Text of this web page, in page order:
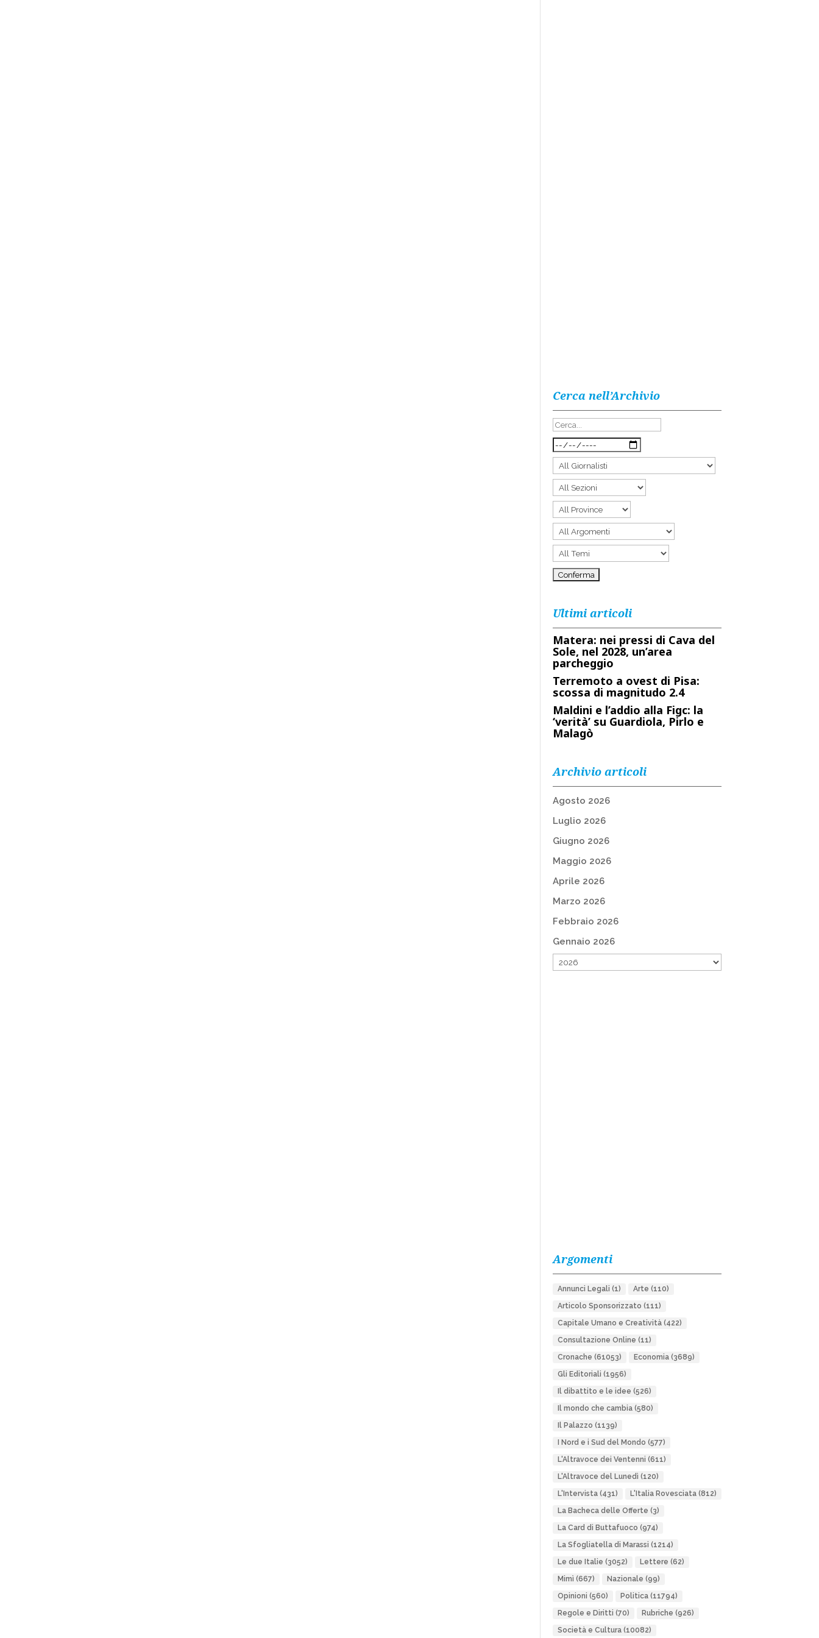
Cerca nell’Archivio
Ultimi articoli
Matera: nei pressi di Cava del
Sole, nel 2028, un’area
parcheggio
Terremoto a ovest di Pisa:
scossa di magnitudo 2.4
Maldini e l’addio alla Figc: la
‘verità’ su Guardiola, Pirlo e
Malagò
Archivio articoli
Agosto 2026
Luglio 2026
Giugno 2026
Maggio 2026
Aprile 2026
Marzo 2026
Febbraio 2026
Gennaio 2026
Argomenti
Annunci Legali (1) Arte (110)
Articolo Sponsorizzato (111)
Capitale Umano e Creatività(422)
Consultazione Online (11)
Cronache (61053) Economia(3689)
Gli Editoriali (1956)
Il dibattito e le idee (526)
Il mondo che cambia(580)
Il Palazzo (1139)
I Nord e i Sud del Mondo (577)
L'Altravoce dei Ventenni (611)
L'Altravoce del Lunedì (120)
L'Intervista(431) L'Italia Rovesciata(812)
La Bacheca delle Offerte (3)
La Card di Buttafuoco (974)
La Sfogliatella di Marassi (1214)
Le due Italie (3052) Lettere (62)
Mimì (667) Nazionale (99)
Opinioni (560) Politica(11794)
Regole e Diritti (70) Rubriche (926)
Società e Cultura(10082)